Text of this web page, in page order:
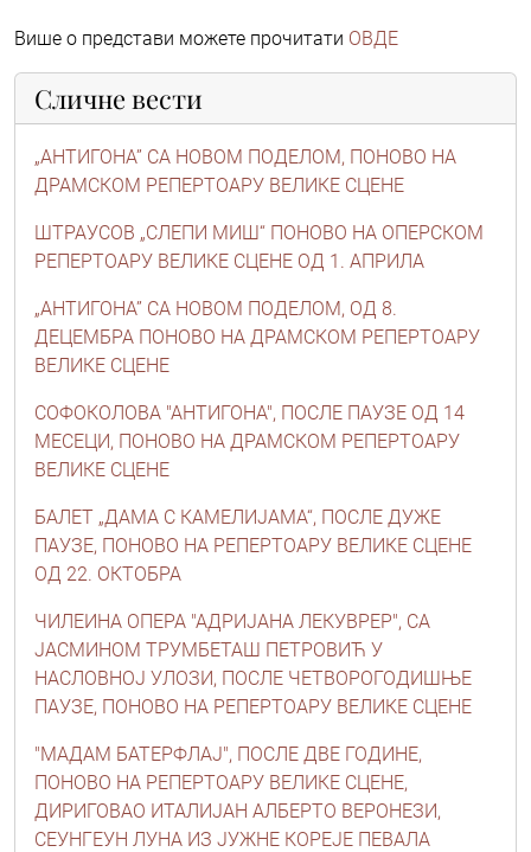
Више о представи можете прочитати ОВДЕ
Сличне вести
„АНТИГОНА” СА НОВОМ ПОДЕЛОМ, ПОНОВО НА
ДРАМСКОМ РЕПЕРТОАРУ ВЕЛИКЕ СЦЕНЕ
ШТРАУСОВ „СЛЕПИ МИШ“ ПОНОВО НА ОПЕРСКОМ
РЕПЕРТОАРУ ВЕЛИКЕ СЦЕНЕ ОД 1. АПРИЛА
„АНТИГОНА” СА НОВОМ ПОДЕЛОМ, ОД 8.
ДЕЦЕМБРА ПОНОВО НА ДРАМСКОМ РЕПЕРТОАРУ
ВЕЛИКЕ СЦЕНЕ
СОФОКОЛОВА "АНТИГОНА", ПОСЛЕ ПАУЗЕ ОД 14
МЕСЕЦИ, ПОНОВО НА ДРАМСКОМ РЕПЕРТОАРУ
ВЕЛИКЕ СЦЕНЕ
БАЛЕТ „ДАМА С КАМЕЛИЈАМА“, ПОСЛЕ ДУЖЕ
ПАУЗЕ, ПОНОВО НА РЕПЕРТОАРУ ВЕЛИКЕ СЦЕНЕ
ОД 22. ОКТОБРА
ЧИЛЕИНА ОПЕРА "АДРИЈАНА ЛЕКУВРЕР", СА
ЈАСМИНОМ ТРУМБЕТАШ ПЕТРОВИЋ У
НАСЛОВНОЈ УЛОЗИ, ПОСЛЕ ЧЕТВОРОГОДИШЊЕ
ПАУЗЕ, ПОНОВО НА РЕПЕРТОАРУ ВЕЛИКЕ СЦЕНЕ
"МАДАМ БАТЕРФЛАЈ", ПОСЛЕ ДВЕ ГОДИНЕ,
ПОНОВО НА РЕПЕРТОАРУ ВЕЛИКЕ СЦЕНЕ,
ДИРИГОВАО ИТАЛИЈАН АЛБЕРТО ВЕРОНЕЗИ,
СЕУНГЕУН ЛУНА ИЗ ЈУЖНЕ КОРЕЈЕ ПЕВАЛА